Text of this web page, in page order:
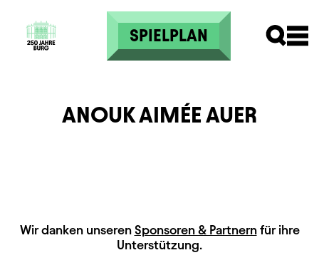
Direkt zum Inhalt
SPIELPLAN
ANOUK AIMÉE AUER
HAUPTSPONSOREN
Wir danken unseren Sponsoren & Partnernfür ihre
Unterstützung.